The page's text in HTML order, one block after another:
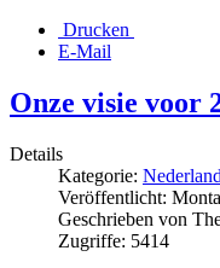
Drucken
E-Mail
Onze visie voor
Details
Kategorie:
Veröffentlicht:
Geschrieben von
Zugriffe: 5414